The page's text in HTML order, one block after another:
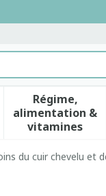
sous-menu pour
Régime,
alimentation &
vitamines
Afficher
du cuir chevelu et